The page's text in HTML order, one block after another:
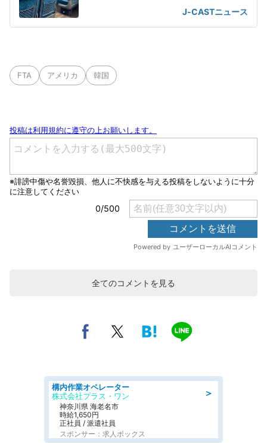
J-CASTニュース
FTA アメリカ 韓国
全てのコメントを見る
＞
構内作業オペレーター
株式会社プラス・ワン
神奈川県 海老名市
時給1,650円
正社員 / 派遣社員
スポンサー：求人ボックス